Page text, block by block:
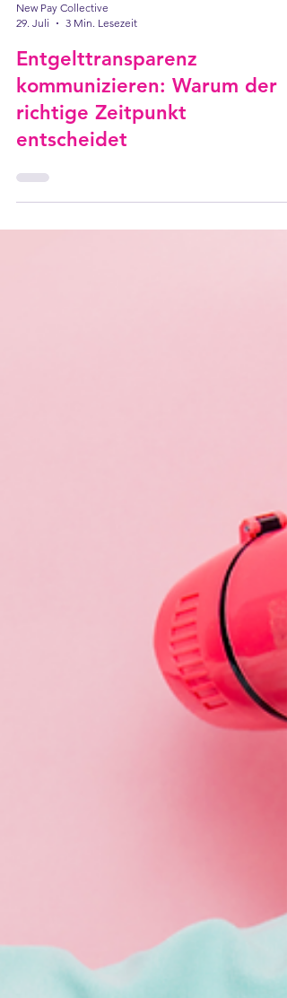
New Pay Collective
29. Juli
3 Min. Lesezeit
Entgelttransparenz
kommunizieren: Warum der
richtige Zeitpunkt
entscheidet